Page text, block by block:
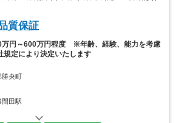
質保証
万円～600万円程度 ※年齢、経験、能力を考慮
規定により決定いたします
勝央町
間田駅